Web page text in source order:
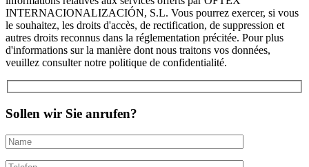
INTERNACIONALIZACIÓN, S.L. Vous pourrez exercer, si vous
le souhaitez, les droits d'accès, de rectification, de suppression et
autres droits reconnus dans la réglementation précitée. Pour plus
d'informations sur la manière dont nous traitons vos données,
veuillez consulter notre politique de confidentialité.
Sollen wir Sie anrufen?